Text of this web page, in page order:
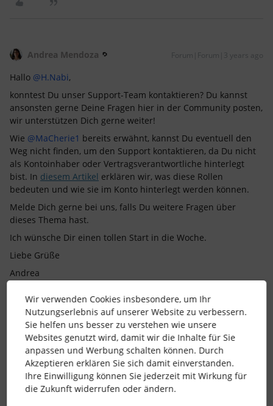
Andrea Mendoza Forum|Forum|3 years ago
Hallo @H.Nabi,
konntest Du unser Support-Team kontaktieren? Du kannst
ansonsten gerne Deine Fragen hier in der Community posten,
wir unterstützen Dich gerne weiter!
Wie @MaCherie1 bereits erwähnt, kannst Du eventuell den
Weg nicht finden, um den Support kontaktieren, da Du nicht
als Kontoinhaber oder Vertragsverantwortliche hinterlegt
bist. In diesem Artikel erklären wir, was diese Rollen
bedeuten und wie sie im Konto hinterlegt werden können.
Melde Dich gerne bei uns, falls Du weitere Fragen über
dieses Thema hast.
Ich wünsche Dir einen tollen Start in die Woche.
Liebe Grüße
Andrea
Wurde Eure Frage gelöst? - Klickt auf "Beste Antwort", so
erhalten alle ihre Punkte für's Leaderboard. Moderator*innen
können Tags und Betreff von Anfragen ändern, um diese für
andere User auffindbar zu machen.
Wir verwenden Cookies insbesondere, um Ihr
Nutzungserlebnis auf unserer Website zu verbessern.
Sie helfen uns besser zu verstehen wie unsere
Websites genutzt wird, damit wir die Inhalte für Sie
anpassen und Werbung schalten können. Durch
Akzeptieren erklären Sie sich damit einverstanden.
Ihre Einwilligung können Sie jederzeit mit Wirkung für
die Zukunft widerrufen oder ändern.